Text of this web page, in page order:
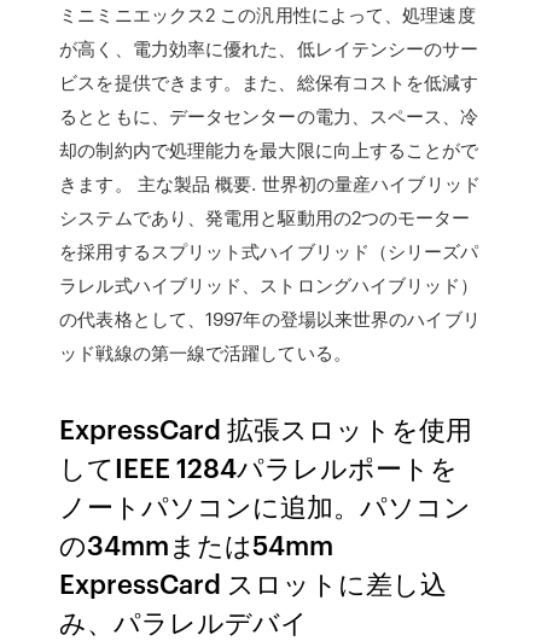
ミニミニエックス2 この汎用性によって、処理速度
が高く、電力効率に優れた、低レイテンシーのサー
ビスを提供できます。また、総保有コストを低減す
るとともに、データセンターの電力、スペース、冷
却の制約内で処理能力を最大限に向上することがで
きます。 主な製品 概要. 世界初の量産ハイブリッド
システムであり、発電用と駆動用の2つのモーター
を採用するスプリット式ハイブリッド（シリーズパ
ラレル式ハイブリッド、ストロングハイブリッド）
の代表格として、1997年の登場以来世界のハイブリ
ッド戦線の第一線で活躍している。
ExpressCard 拡張スロットを使用
してIEEE 1284パラレルポートを
ノートパソコンに追加。パソコン
の34mmまたは54mm
ExpressCard スロットに差し込
み、パラレルデバイ